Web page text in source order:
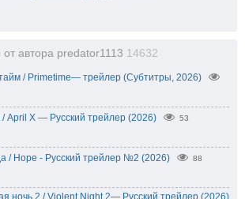
автора predator1113 14632
/ Primetime— трейлер (Субтитры, 2026)
/ April X — Русский трейлер (2026) 53
/ Hope - Русский трейлер №2 (2026) 88